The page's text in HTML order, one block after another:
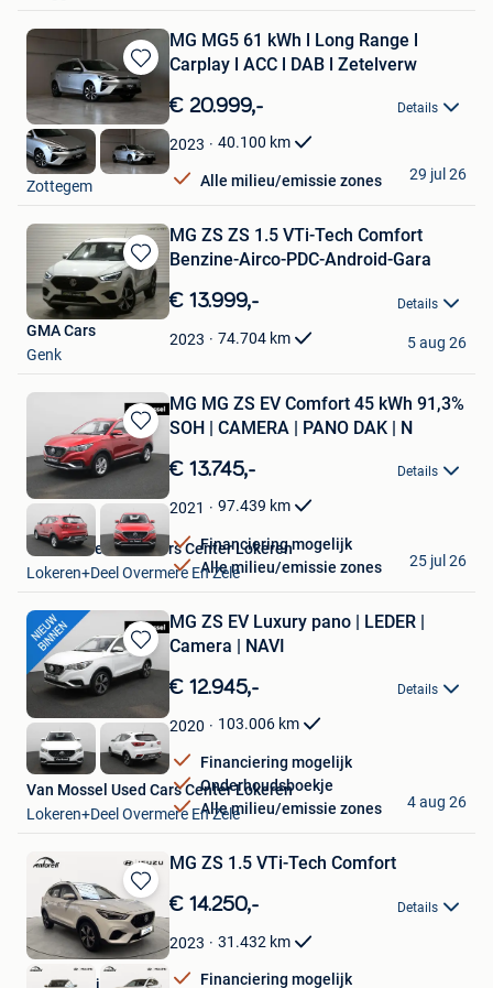
Bewaren
Mijn
Favorieten
MG MG5 61 kWh l Long Range l
Carplay l ACC l DAB l Zetelverw
€ 20.999,- Details
2023 40.100 km
Alle milieu/emissie zones
GDC Auto
Zottegem
29 jul 26
Bewaren
in
Mijn
Favorieten
MG ZS ZS 1.5 VTi-Tech Comfort
Benzine-Airco-PDC-Android-Gara
€ 13.999,- Details
2023 74.704 km
GMA Cars
Genk
5 aug 26
Bewaren
in
Favorieten
MG MG ZS EV Comfort 45 kWh 91,3%
SOH | CAMERA | PANO DAK | N
€ 13.745,- Details
2021 97.439 km
Financiering mogelijk
Alle milieu/emissie zones
Van Mossel Used Cars Center Lokeren
Lokeren+Deel Overmere En Zele
25 jul 26
Bewaren
in
Favorieten
MG ZS EV Luxury pano | LEDER |
Camera | NAVI
€ 12.945,- Details
2020 103.006 km
Financiering mogelijk
Onderhoudsboekje
Alle milieu/emissie zones
Van Mossel Used Cars Center Lokeren
Lokeren+Deel Overmere En Zele
4 aug 26
Bewaren
in
Mijn
Favorieten
MG ZS 1.5 VTi-Tech Comfort
€ 14.250,- Details
2023 31.432 km
Financiering mogelijk
Autobedrijf Antoreti